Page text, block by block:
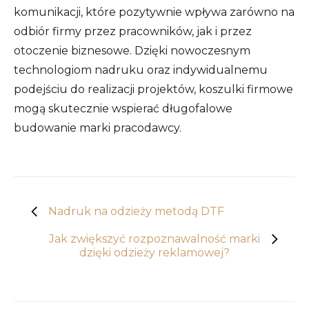
komunikacji, które pozytywnie wpływa zarówno na
odbiór firmy przez pracowników, jak i przez
otoczenie biznesowe. Dzięki nowoczesnym
technologiom nadruku oraz indywidualnemu
podejściu do realizacji projektów, koszulki firmowe
mogą skutecznie wspierać długofalowe
budowanie marki pracodawcy.
Nadruk na odzieży metodą DTF
Jak zwiększyć rozpoznawalność marki
dzięki odzieży reklamowej?